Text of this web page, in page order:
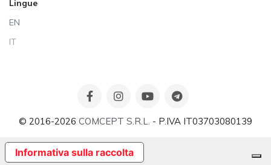
Lingue
EN
IT
© 2016-2026 COMCEPT S.R.L. - P.IVA IT03703080139
Informativa sulla raccolta